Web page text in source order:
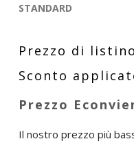
STANDARD
Il nostro prezzo più